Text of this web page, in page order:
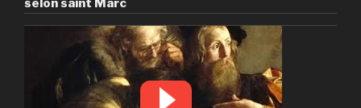
selon saint Marc